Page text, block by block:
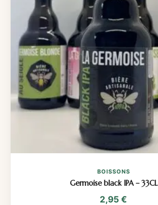
BOISSONS
Germoise black IPA – 33CL
2,95 €